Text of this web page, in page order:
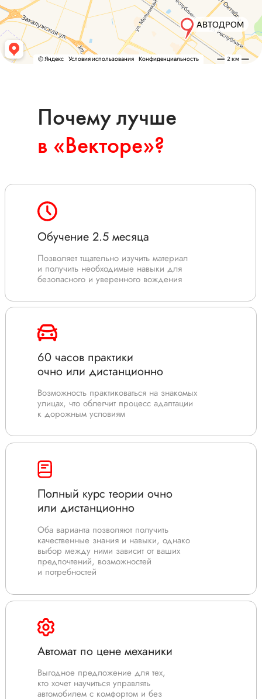
Обучение 2.5 месяца
Позволяет тщательно изучить материал
и получить необходимые навыки для
безопасного и уверенного вождения
Автомат по цене механики
Выгодное предложение для тех,
кто хочет научиться управлять
автомобилем с комфортом и без
60 часов практики
очно или дистанционно
Возможность практиковаться на знакомых
улицах, что облегчит процесс адаптации
к дорожным условиям
Полный курс теории очно
или дистанционно
Оба варианта позволяют получить
качественные знания и навыки, однако
выбор между ними зависит от ваших
предпочтений, возможностей
и потребностей
Почему лучше
в «‎Векторе»‎?